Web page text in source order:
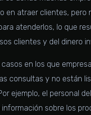
en atraer clientes, pero
atenderlos, lo que
clientes y del dinero
en los que
consultas y no están
ejemplo, el personal
sobre los